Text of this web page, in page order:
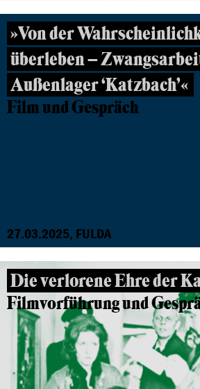
»Von der
überleben –
Außenlager ‘Katzbach’«
Film und Gespräch
27.03.2025, FULDA
Die verlorene Ehre der
Filmvorführung und